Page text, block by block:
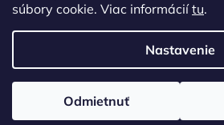
súbory cookie. Viac informáciítu.
Nastavenie
Odmietnuť
Copyright 2026Lightee. Všetky